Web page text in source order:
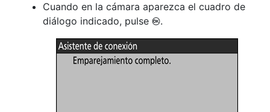
Cuando en la cámara aparezca el cuadro de
diálogo indicado, pulse J.